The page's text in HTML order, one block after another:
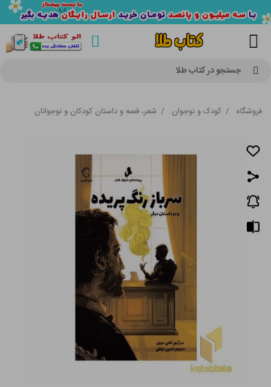
جستجو در کتاب طلا
فروشگاه / کودک و نوجوان / شعر، قصه و داستان کودکان و نوجوانان